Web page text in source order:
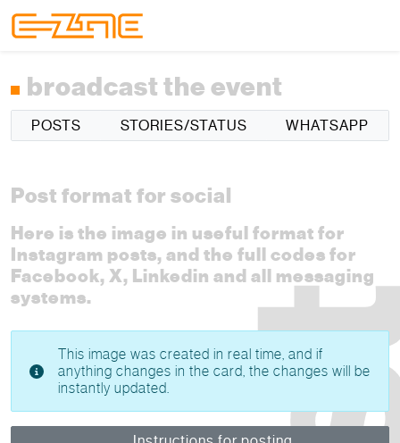
broadcast the event
POSTS STORIES/STATUS WHATSAPP
Post format for social
Here is the image in useful format for
Instagram posts, and the full codes for
Facebook, X, Linkedin and all messaging
systems.
This image was created in real time, and if
anything changes in the card, the changes will be
instantly updated.